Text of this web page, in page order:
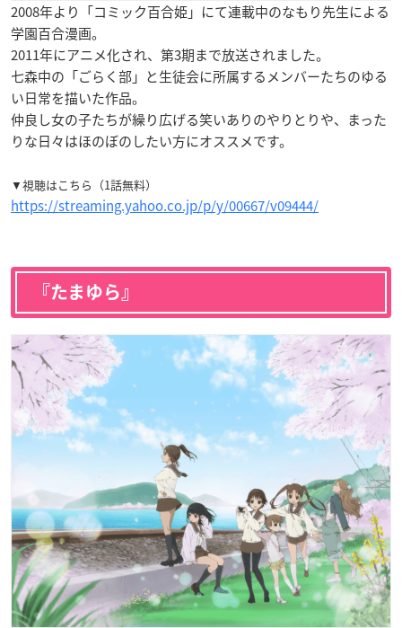
2008年より「コミック百合姫」にて連載中のなもり先生による
学園百合漫画。
2011年にアニメ化され、第3期まで放送されました。
七森中の「ごらく部」と生徒会に所属するメンバーたちのゆる
い日常を描いた作品。
仲良し女の子たちが繰り広げる笑いありのやりとりや、まった
りな日々はほのぼのしたい方にオススメです。
▼視聴はこちら（1話無料）
https://streaming.yahoo.co.jp/p/y/00667/v09444/
『たまゆら』